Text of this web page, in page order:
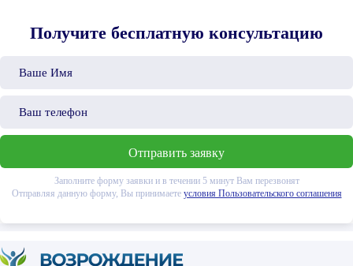
Получите бесплатную консультацию
Заполните форму заявки и в течении 5 минут Вам перезвонят
Отправляя данную форму, Вы принимаете условия Пользовательского соглашения